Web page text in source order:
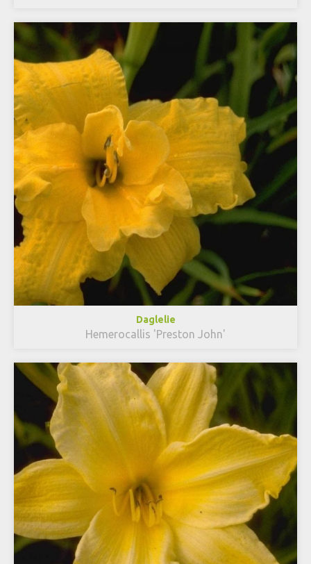
Daglelie
Hemerocallis 'Preston John'